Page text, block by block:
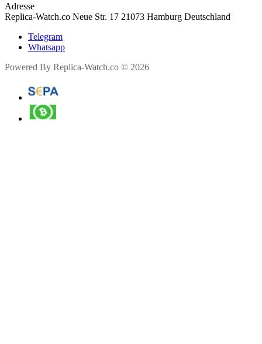
Adresse
Replica-Watch.co Neue Str. 17 21073 Hamburg Deutschland
Telegram
Whatsapp
Powered By Replica-Watch.co © 2026